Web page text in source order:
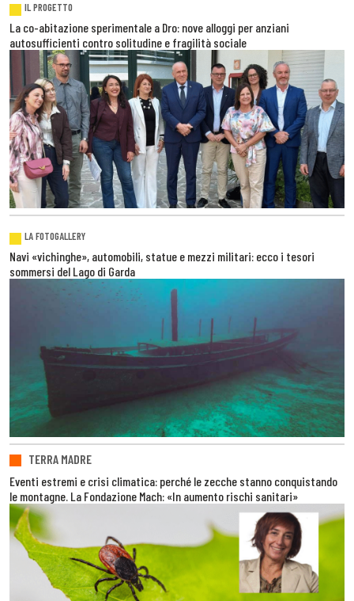
IL PROGETTO
La co-abitazione sperimentale a Dro: nove alloggi per anziani
autosufficienti contro solitudine e fragilità sociale
LA FOTOGALLERY
Navi «vichinghe», automobili, statue e mezzi militari: ecco i tesori
sommersi del Lago di Garda
TERRA MADRE
Eventi estremi e crisi climatica: perché le zecche stanno conquistando
le montagne. La Fondazione Mach: «In aumento rischi sanitari»